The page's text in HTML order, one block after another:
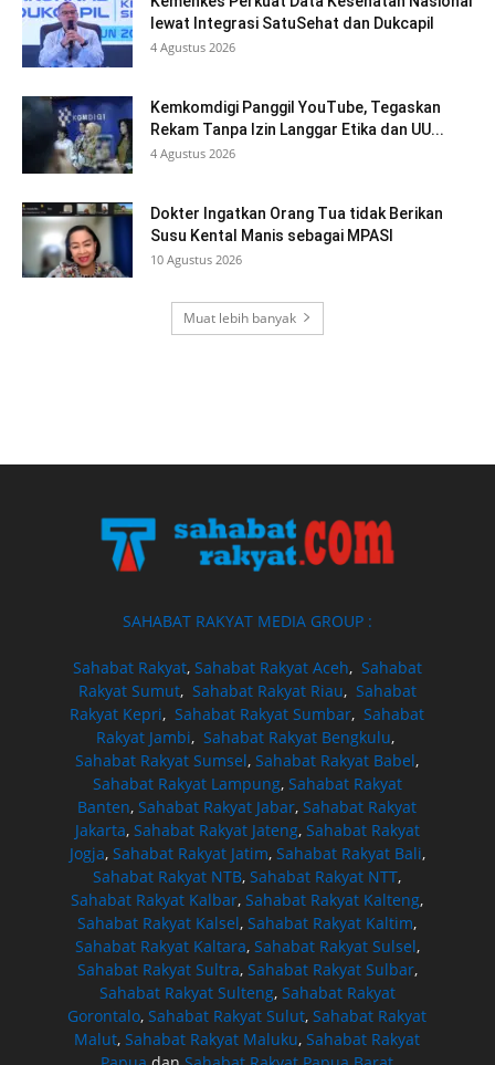
lewat Integrasi SatuSehat dan Dukcapil
4 Agustus 2026
Kemkomdigi Panggil YouTube, Tegaskan
Rekam Tanpa Izin Langgar Etika dan UU...
4 Agustus 2026
Dokter Ingatkan Orang Tua tidak Berikan
Susu Kental Manis sebagai MPASI
10 Agustus 2026
Muat lebih banyak
SAHABAT RAKYAT MEDIA GROUP :
Sahabat Rakyat, Sahabat Rakyat Aceh, Sahabat
Rakyat Sumut, Sahabat Rakyat Riau, Sahabat
Rakyat Kepri,Sahabat Rakyat Sumbar,Sahabat
Rakyat Jambi, Sahabat Rakyat Bengkulu,
Sahabat Rakyat Sumsel,Sahabat Rakyat Babel,
Sahabat Rakyat Lampung, Sahabat Rakyat
Banten,Sahabat Rakyat Jabar,Sahabat Rakyat
Jakarta, Sahabat Rakyat Jateng, Sahabat Rakyat
Jogja, Sahabat Rakyat Jatim, Sahabat Rakyat Bali,
Sahabat Rakyat NTB,Sahabat Rakyat NTT,
Sahabat Rakyat Kalbar,Sahabat Rakyat Kalteng,
Sahabat Rakyat Kalsel,Sahabat Rakyat Kaltim,
Sahabat Rakyat Kaltara, Sahabat Rakyat Sulsel,
Sahabat Rakyat Sultra, Sahabat Rakyat Sulbar,
Sahabat Rakyat Sulteng, Sahabat Rakyat
Gorontalo,Sahabat Rakyat Sulut,Sahabat Rakyat
Malut,Sahabat Rakyat Maluku,Sahabat Rakyat